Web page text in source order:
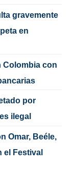
gravemente
en
Colombia con
por
ilegal
Omar, Beéle,
el Festival